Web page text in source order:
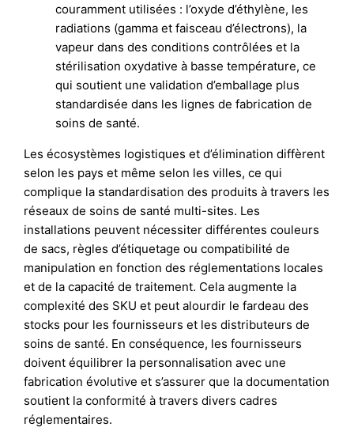
couramment utilisées : l’oxyde d’éthylène, les
radiations (gamma et faisceau d’électrons), la
vapeur dans des conditions contrôlées et la
stérilisation oxydative à basse température, ce
qui soutient une validation d’emballage plus
standardisée dans les lignes de fabrication de
soins de santé.
Les écosystèmes logistiques et d’élimination diffèrent
selon les pays et même selon les villes, ce qui
complique la standardisation des produits à travers les
réseaux de soins de santé multi-sites. Les
installations peuvent nécessiter différentes couleurs
de sacs, règles d’étiquetage ou compatibilité de
manipulation en fonction des réglementations locales
et de la capacité de traitement. Cela augmente la
complexité des SKU et peut alourdir le fardeau des
stocks pour les fournisseurs et les distributeurs de
soins de santé. En conséquence, les fournisseurs
doivent équilibrer la personnalisation avec une
fabrication évolutive et s’assurer que la documentation
soutient la conformité à travers divers cadres
réglementaires.